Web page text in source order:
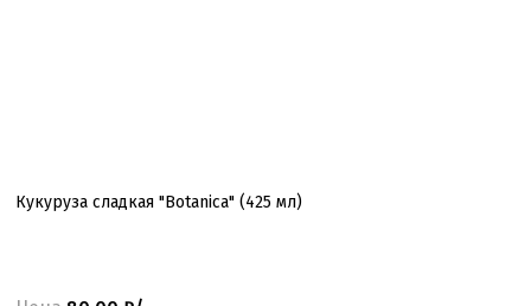
Кукуруза сладкая "Botanica" (425 мл)